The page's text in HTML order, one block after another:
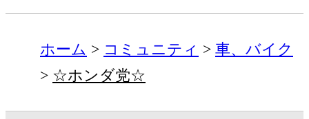
ホーム コミュニティ
車、バイク
☆ホンダ党☆